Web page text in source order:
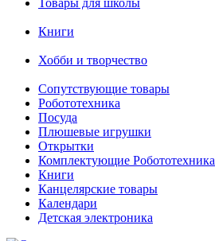
Товары для школы
Книги
Хобби и творчество
Сопутствующие товары
Робототехника
Посуда
Плюшевые игрушки
Открытки
Комплектующие Робототехника
Книги
Канцелярские товары
Календари
Детская электроника